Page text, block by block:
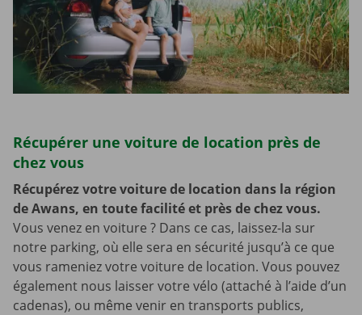
Récupérer une voiture de location près de
chez vous
Récupérez votre voiture de location dans la région
de Awans, en toute facilité et près de chez vous.
Vous venez en voiture ? Dans ce cas, laissez-la sur
notre parking, où elle sera en sécurité jusqu’à ce que
vous rameniez votre voiture de location. Vous pouvez
également nous laisser votre vélo (attaché à l’aide d’un
cadenas), ou même venir en transports publics,